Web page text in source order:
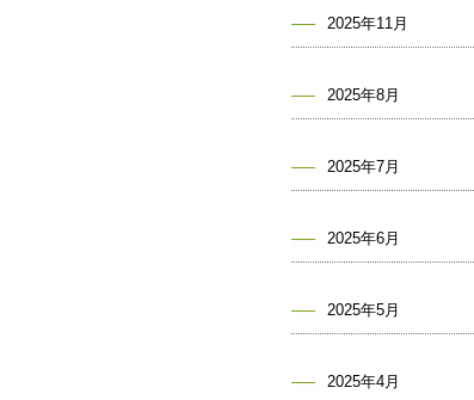
2025年11月
2025年8月
2025年7月
2025年6月
2025年5月
2025年4月